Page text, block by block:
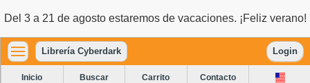
Del 3 a 21 de agosto estaremos de vacaciones. ¡Feliz verano!
Librería Cyberdark Login
Inicio Buscar Carrito Contacto